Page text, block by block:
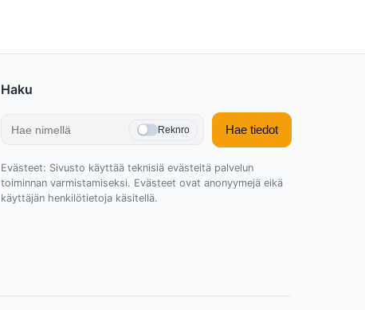
Haku
Reknro Hae tiedot
Evästeet: Sivusto käyttää teknisiä evästeitä palvelun
toiminnan varmistamiseksi. Evästeet ovat anonyymejä eikä
käyttäjän henkilötietoja käsitellä.